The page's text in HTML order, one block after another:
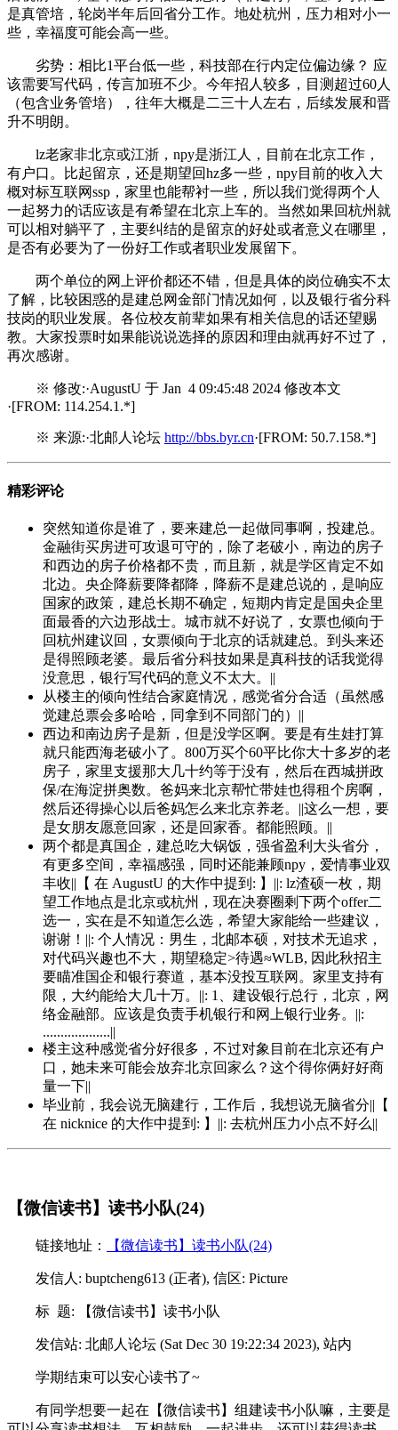
是真管培，轮岗半年后回省分工作。地处杭州，压力相对小一
些，幸福度可能会高一些。
劣势：相比1平台低一些，科技部在行内定位偏边缘？ 应
该需要写代码，传言加班不少。今年招人较多，目测超过60人
（包含业务管培），往年大概是二三十人左右，后续发展和晋
升不明朗。
lz老家非北京或江浙，npy是浙江人，目前在北京工作，
有户口。比起留京，还是期望回hz多一些，npy目前的收入大
概对标互联网ssp，家里也能帮衬一些，所以我们觉得两个人
一起努力的话应该是有希望在北京上车的。当然如果回杭州就
可以相对躺平了，主要纠结的是留京的好处或者意义在哪里，
是否有必要为了一份好工作或者职业发展留下。
两个单位的网上评价都还不错，但是具体的岗位确实不太
了解，比较困惑的是建总网金部门情况如何，以及银行省分科
技岗的职业发展。各位校友前辈如果有相关信息的话还望赐
教。大家投票时如果能说说选择的原因和理由就再好不过了，
再次感谢。
※ 修改:·AugustU 于 Jan 4 09:45:48 2024 修改本文
·[FROM: 114.254.1.*]
※ 来源:·北邮人论坛 http://bbs.byr.cn·[FROM: 50.7.158.*]
精彩评论
突然知道你是谁了，要来建总一起做同事啊，投建总。
金融街买房进可攻退可守的，除了老破小，南边的房子
和西边的房子价格都不贵，而且新，就是学区肯定不如
北边。央企降薪要降都降，降薪不是建总说的，是响应
国家的政策，建总长期不确定，短期内肯定是国央企里
面最香的六边形战士。城市就不好说了，女票也倾向于
回杭州建议回，女票倾向于北京的话就建总。到头来还
是得照顾老婆。最后省分科技如果是真科技的话我觉得
没意思，银行写代码的意义不太大。||
从楼主的倾向性结合家庭情况，感觉省分合适（虽然感
觉建总票会多哈哈，同拿到不同部门的）||
西边和南边房子是新，但是没学区啊。要是有生娃打算
就只能西海老破小了。800万买个60平比你大十多岁的老
房子，家里支援那大几十约等于没有，然后在西城拼政
保/在海淀拼奥数。爸妈来北京帮忙带娃也得租个房啊，
然后还得操心以后爸妈怎么来北京养老。||这么一想，要
是女朋友愿意回家，还是回家香。都能照顾。||
两个都是真国企，建总吃大锅饭，强省盈利大头省分，
有更多空间，幸福感强，同时还能兼顾npy，爱情事业双
丰收||【 在 AugustU 的大作中提到: 】||: lz渣硕一枚，期
望工作地点是北京或杭州，现在决赛圈剩下两个offer二
选一，实在是不知道怎么选，希望大家能给一些建议，
谢谢！||: 个人情况：男生，北邮本硕，对技术无追求，
对代码兴趣也不大，期望稳定>待遇≈WLB, 因此秋招主
要瞄准国企和银行赛道，基本没投互联网。家里支持有
限，大约能给大几十万。||: 1、建设银行总行，北京，网
络金融部。应该是负责手机银行和网上银行业务。||:
...................||
楼主这种感觉省分好很多，不过对象目前在北京还有户
口，她未来可能会放弃北京回家么？这个得你俩好好商
量一下||
毕业前，我会说无脑建行，工作后，我想说无脑省分||【
在 nicknice 的大作中提到: 】||: 去杭州压力小点不好么||
【微信读书】读书小队(24)
链接地址： 【微信读书】读书小队(24)
发信人: buptcheng613 (正者), 信区: Picture
标 题: 【微信读书】读书小队
发信站: 北邮人论坛 (Sat Dec 30 19:22:34 2023), 站内
学期结束可以安心读书了~
有同学想要一起在【微信读书】组建读书小队嘛，主要是